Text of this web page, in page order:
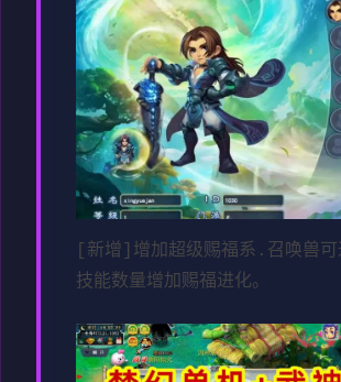
[新增]增加超级赐福系.召唤兽可
技能数量增加赐福进化。